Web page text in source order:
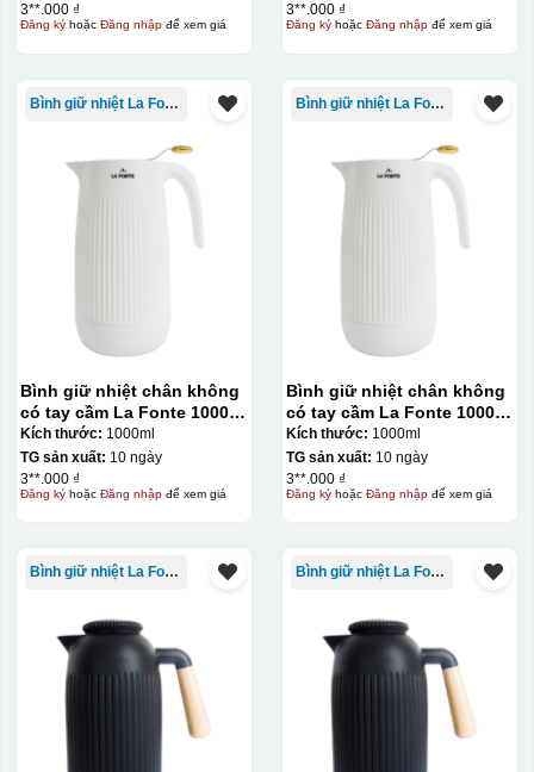
Hộp xi ly sứ
3**.000 ₫
Đăng kýhoặc Đăng nhậpđể xem giá
3**.000 ₫
Đăng kýhoặc Đăng nhậpđể xem giá
Bình giữ nhiệt La Fonte
Bình giữ nhiệt chân không
có tay cầm La Fonte 1000ml
– 011655
Kích thước: 1000ml
TG sản xuất: 10 ngày
3**.000 ₫
Đăng kýhoặc Đăng nhậpđể xem giá
Bình giữ nhiệt La Fonte
Bình giữ nhiệt chân không
có tay cầm La Fonte 1000ml
– 011655
Kích thước: 1000ml
TG sản xuất: 10 ngày
3**.000 ₫
Đăng kýhoặc Đăng nhậpđể xem giá
Bình giữ nhiệt La Fonte Bình giữ nhiệt La Fonte